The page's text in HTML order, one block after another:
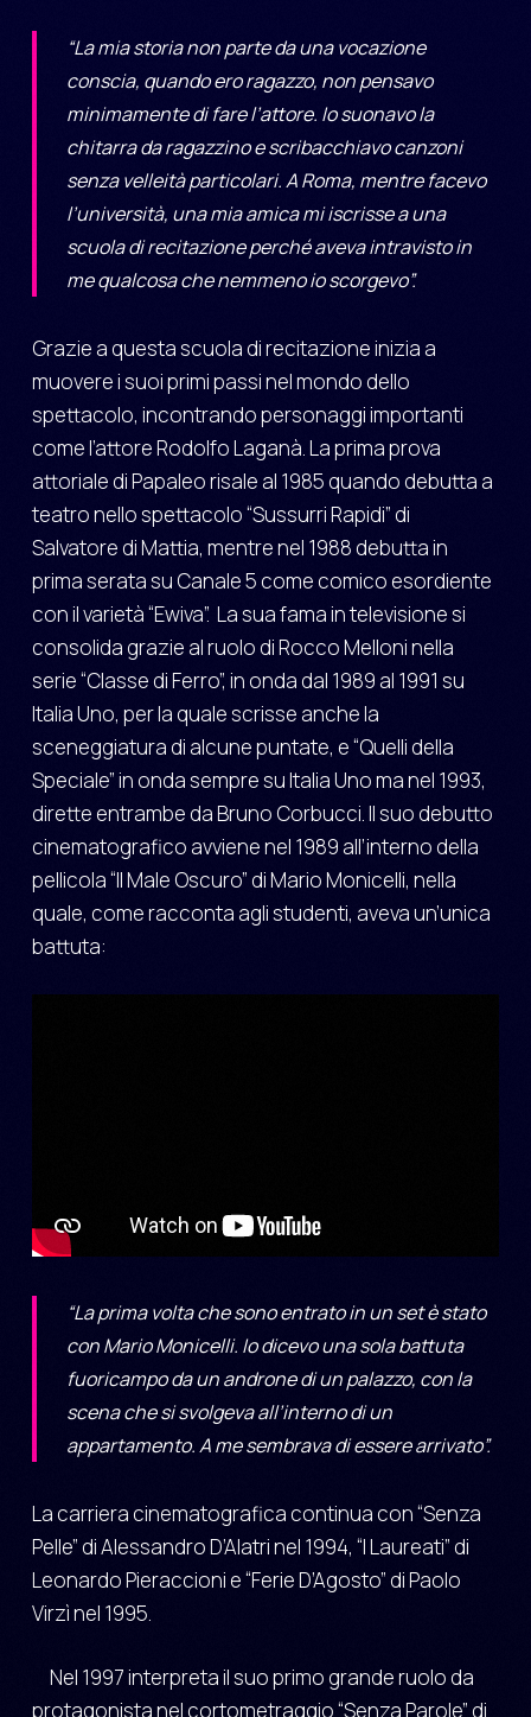
“La mia storia non parte da una vocazione
conscia, quando ero ragazzo, non pensavo
minimamente di fare l’attore. Io suonavo la
chitarra da ragazzino e scribacchiavo canzoni
senza velleità particolari. A Roma, mentre facevo
l’università, una mia amica mi iscrisse a una
scuola di recitazione perché aveva intravisto in
me qualcosa che nemmeno io scorgevo”.
Grazie a questa scuola di recitazione inizia a
muovere i suoi primi passi nel mondo dello
spettacolo, incontrando personaggi importanti
come l’attore Rodolfo Laganà. La prima prova
attoriale di Papaleo risale al 1985 quando debutta a
teatro nello spettacolo “Sussurri Rapidi” di
Salvatore di Mattia, mentre nel 1988 debutta in
prima serata su Canale 5 come comico esordiente
con il varietà “Ewiva”. La sua fama in televisione si
consolida grazie al ruolo di Rocco Melloni nella
serie “Classe di Ferro”, in onda dal 1989 al 1991 su
Italia Uno, per la quale scrisse anche la
sceneggiatura di alcune puntate, e “Quelli della
Speciale” in onda sempre su Italia Uno ma nel 1993,
dirette entrambe da Bruno Corbucci. Il suo debutto
cinematografico avviene nel 1989 all’interno della
pellicola “Il Male Oscuro” di Mario Monicelli, nella
quale, come racconta agli studenti, aveva un’unica
battuta:
“La prima volta che sono entrato in un set è stato
con Mario Monicelli. Io dicevo una sola battuta
fuoricampo da un androne di un palazzo, con la
scena che si svolgeva all’interno di un
appartamento. A me sembrava di essere arrivato”.
La carriera cinematografica continua con “Senza
Pelle” di Alessandro D’Alatri nel 1994, “I Laureati” di
Leonardo Pieraccioni e “Ferie D’Agosto” di Paolo
Virzì nel 1995.
Nel 1997 interpreta il suo primo grande ruolo da
protagonista nel cortometraggio “Senza Parole” di